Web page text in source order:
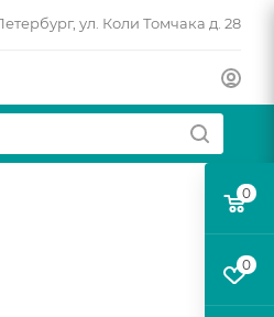
ул. Коли Томчака д. 28
0
0